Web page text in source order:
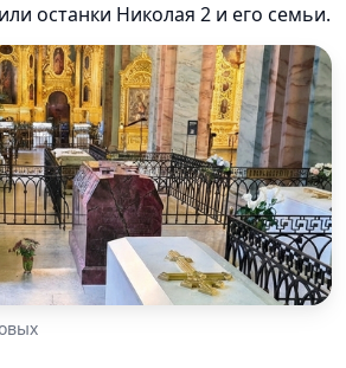
останки Николая 2 и его семьи.